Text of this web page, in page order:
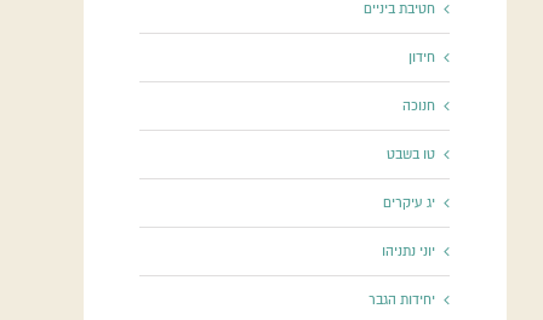
חטיבת ביניים
חידון
חנוכה
טו בשבט
יג עיקרים
יוני נתניהו
יחידות הגבר